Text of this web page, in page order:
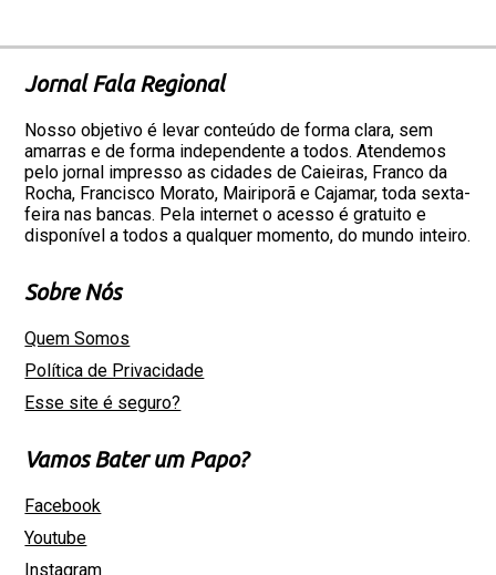
Jornal Fala Regional
Nosso objetivo é levar conteúdo de forma clara, sem
amarras e de forma independente a todos. Atendemos
pelo jornal impresso as cidades de Caieiras, Franco da
Rocha, Francisco Morato, Mairiporã e Cajamar, toda sexta-
feira nas bancas. Pela internet o acesso é gratuito e
disponível a todos a qualquer momento, do mundo inteiro.
Sobre Nós
Quem Somos
Política de Privacidade
Esse site é seguro?
Vamos Bater um Papo?
Facebook
Youtube
Instagram